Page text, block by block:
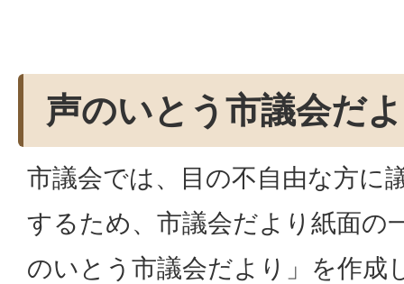
声のいとう市議会だ
市議会では、目の不自由な方に
するため、市議会だより紙面の
のいとう市議会だより」を作成